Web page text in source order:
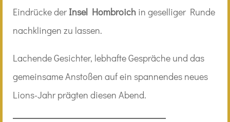
Eindrücke der Insel Hombroich in geselliger Runde
nachklingen zu lassen.
Lachende Gesichter, lebhafte Gespräche und das
gemeinsame Anstoßen auf ein spannendes neues
Lions-Jahr prägten diesen Abend.